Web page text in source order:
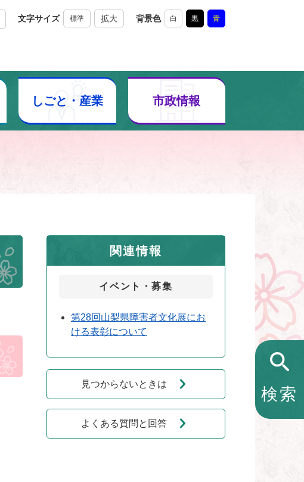
文字サイズ 標準 拡大 背景色 白 黒 青
しごと・産業 市政情報
検索
関連情報
イベント・募集
第28回山梨県障害者文化展にお
ける表彰について
見つからないときは
よくある質問と回答